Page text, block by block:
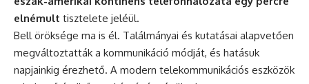
elnémult tisztelete jeléül.
Bell öröksége ma is él. Találmányai és kutatásai alapvetően
megváltoztatták a kommunikáció módját, és hatásuk
napjainkig érezhető. A modern telekommunikációs eszközök